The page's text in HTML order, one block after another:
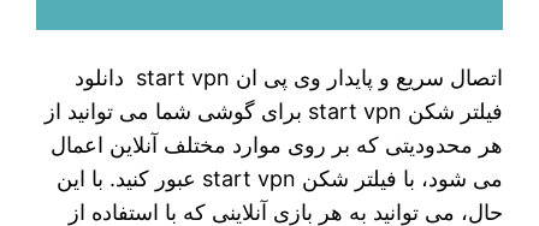
اتصال سریع و پایدار وی پی ان start vpn دانلود
فیلتر شکن start vpn برای گوشی شما می توانید از
هر محدودیتی که بر روی موارد مختلف آنلاین اعمال
می شود، با فیلتر شکن start vpn عبور کنید. با این
حال، می‌ توانید به هر بازی آنلاینی که با استفاده از